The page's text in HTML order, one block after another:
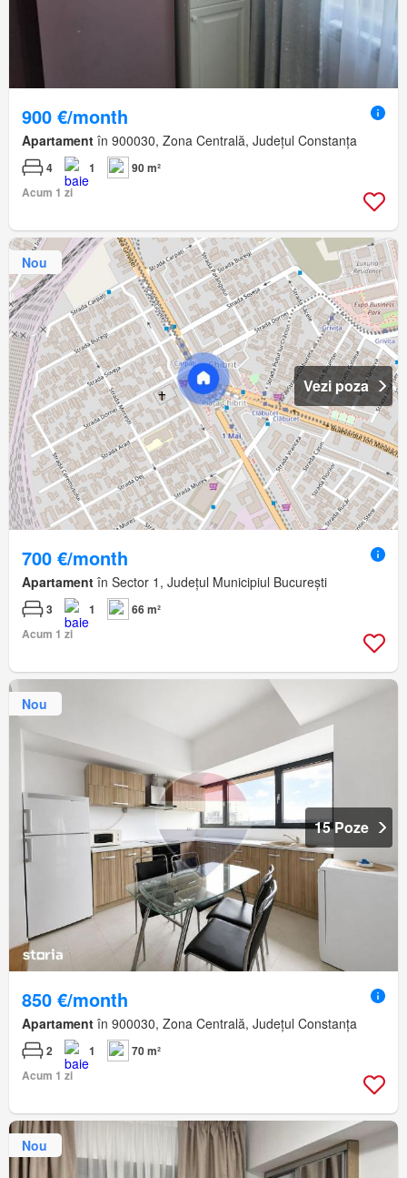
900 €/month
Apartament în 900030, Zona Centrală, Județul Constanța
4 1
90 m²
Acum 1 zi
Nou
Vezi poza
700 €/month
Apartament în Sector 1, Județul Municipiul București
3 1
66 m²
Acum 1 zi
Nou
15 Poze
850 €/month
Apartament în 900030, Zona Centrală, Județul Constanța
2 1
70 m²
Acum 1 zi
Nou